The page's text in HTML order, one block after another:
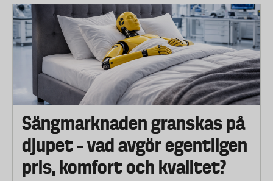
Sängmarknaden granskas på
djupet – vad avgör egentligen
pris, komfort och kvalitet?